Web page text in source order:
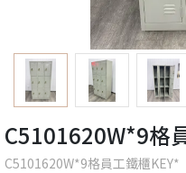
C5101620W*9格
C5101620W*9格員工鐵櫃KEY*